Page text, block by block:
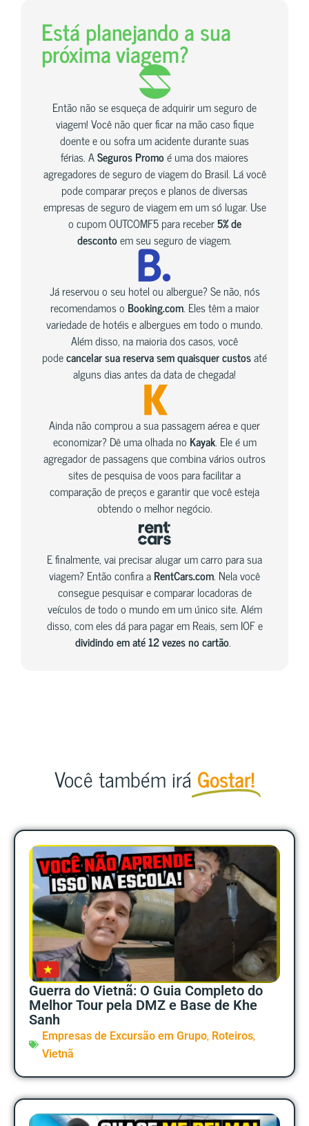
Está planejando a sua
próxima viagem?
Então não se esqueça de adquirir um seguro de
viagem! Você não quer ficar na mão caso fique
doente e ou sofra um acidente durante suas
férias. ASeguros Promoé uma dos maiores
agregadores de seguro de viagem do Brasil. Lá você
pode comparar preços e planos de diversas
empresas de seguro de viagem em um só lugar. Use
o cupom OUTCOMF5 para receber5% de
descontoem seu seguro de viagem.
Já reservou o seu hotel ou albergue? Se não, nós
recomendamos o Booking.com. Eles têm a maior
variedade de hotéis e albergues em todo o mundo.
Além disso, na maioria dos casos, você
podecancelar sua reserva sem quaisquer custosaté
alguns dias antes da data de chegada!
Ainda não comprou a sua passagem aérea e quer
economizar? Dê uma olhada no Kayak. Ele é um
agregador de passagens que combina vários outros
sites de pesquisa de voos para facilitar a
comparação de preços e garantir que você esteja
obtendo o melhor negócio.
E finalmente, vai precisar alugar um carro para sua
viagem? Então confira aRentCars.com. Nela você
consegue pesquisar e comparar locadoras de
veículos de todo o mundo em um único site. Além
disso, com eles dá para pagar em Reais, sem IOF e
dividindo em até 12 vezes no cartão.
Você também irá Gostar!
Guerra do Vietnã: O Guia Completo do
Melhor Tour pela DMZ e Base de Khe
Sanh
Empresas de Excursão em Grupo, Roteiros,
Vietnã